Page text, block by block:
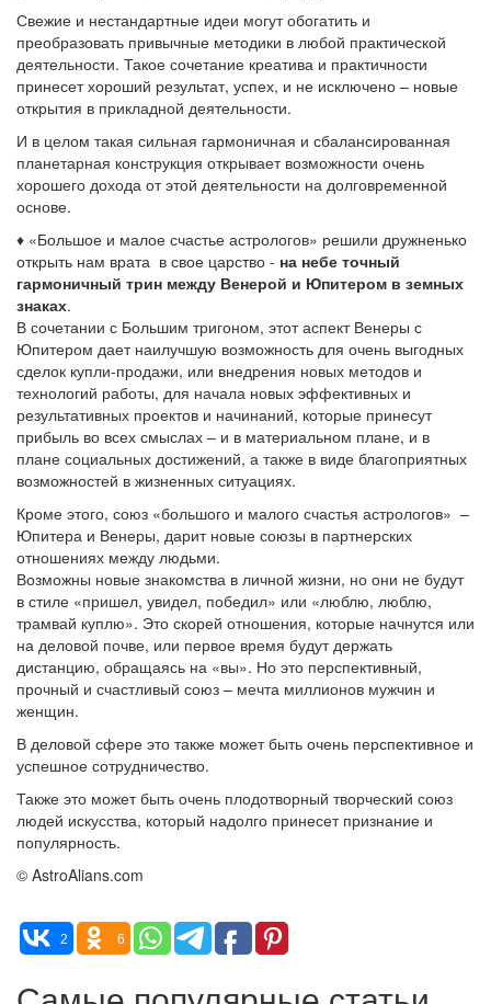
Свежие и нестандартные идеи могут обогатить и
преобразовать привычные методики в любой практической
деятельности. Такое сочетание креатива и практичности
принесет хороший результат, успех, и не исключено – новые
открытия в прикладной деятельности.
И в целом такая сильная гармоничная и сбалансированная
планетарная конструкция открывает возможности очень
хорошего дохода от этой деятельности на долговременной
основе.
♦ «Большое и малое счастье астрологов» решили дружненько
открыть нам врата в свое царство - на небе точный
гармоничный трин между Венерой и Юпитером в земных
знаках.
В сочетании с Большим тригоном, этот аспект Венеры с
Юпитером дает наилучшую возможность для очень выгодных
сделок купли-продажи, или внедрения новых методов и
технологий работы, для начала новых эффективных и
результативных проектов и начинаний, которые принесут
прибыль во всех смыслах – и в материальном плане, и в
плане социальных достижений, а также в виде благоприятных
возможностей в жизненных ситуациях.
Кроме этого, союз «большого и малого счастья астрологов» –
Юпитера и Венеры, дарит новые союзы в партнерских
отношениях между людьми.
Возможны новые знакомства в личной жизни, но они не будут
в стиле «пришел, увидел, победил» или «люблю, люблю,
трамвай куплю». Это скорей отношения, которые начнутся или
на деловой почве, или первое время будут держать
дистанцию, обращаясь на «вы». Но это перспективный,
прочный и счастливый союз – мечта миллионов мужчин и
женщин.
В деловой сфере это также может быть очень перспективное и
успешное сотрудничество.
Также это может быть очень плодотворный творческий союз
людей искусства, который надолго принесет признание и
популярность.
© AstroAlians.com
2 6